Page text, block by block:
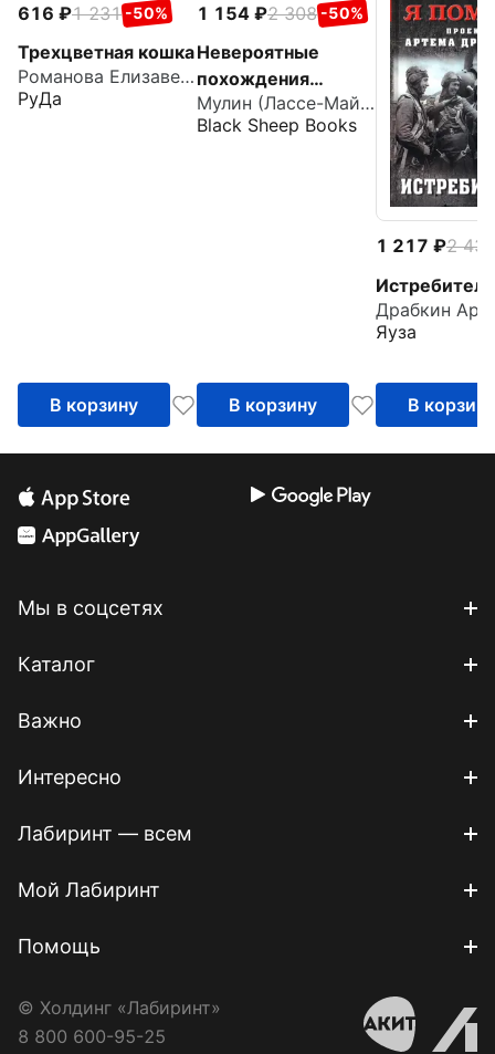
616 1 231 -50%
Трехцветная кошка
Романова Елизавета Сергеевна
РуДа
В корзину
1 154 2 308 -50%
Невероятные
похождения
Лассе-Майи,
рассказанные им
Мулин (Лассе-Майя) Ларс
Black Sheep Books
В корзину
1 217
2 433
Истребители
Яуза
В корзину
Мы в соцсетях
Каталог
Важно
Интересно
Лабиринт — всем
Мой Лабиринт
Помощь
© Холдинг «Лабиринт»
8 800 600-95-25